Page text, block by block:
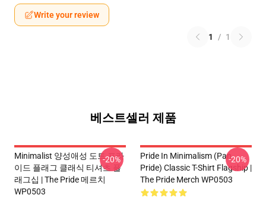
Write your review
1 / 1
베스트셀러 제품
Minimalist 양성애성 도트 프라
이드 플래그 클래식 티셔츠 플
래그십 | The Pride 메르치
WP0503
-20%
Pride In Minimalism (Pan
Pride) Classic T-Shirt Flagship |
The Pride Merch WP0503
-20%